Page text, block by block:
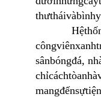
thưtháivàbình
Hệ
côngviênxanh
sânbóngđá,
chỉcáchtòanhà
mangđếnsựtiện